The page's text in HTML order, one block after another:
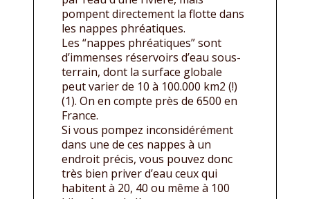
pompent directement la flotte dans
les nappes phréatiques.
Les “nappes phréatiques” sont
d’immenses réservoirs d’eau sous-
terrain, dont la surface globale
peut varier de 10 à 100.000 km2 (!)
(1). On en compte près de 6500 en
France.
Si vous pompez inconsidérément
dans une de ces nappes à un
endroit précis, vous pouvez donc
très bien priver d’eau ceux qui
habitent à 20, 40 ou même à 100